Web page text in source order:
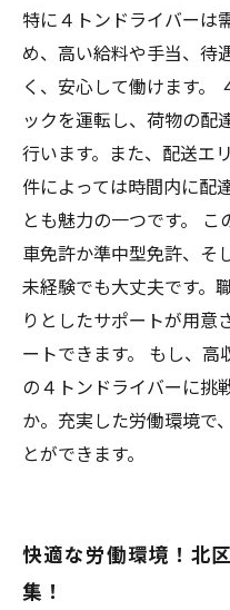
特に４トンドライバーは
め、高い給料や手当、待
く、安心して働けます。
ックを運転し、荷物の配
行います。また、配送エ
件によっては時間内に配
とも魅力の一つです。
車免許か準中型免許、そ
未経験でも大丈夫です。
りとしたサポートが用意
ートできます。 もし、
の４トンドライバーに挑
か。充実した労働環境で
とができます。
快適な労働環境！北
集！